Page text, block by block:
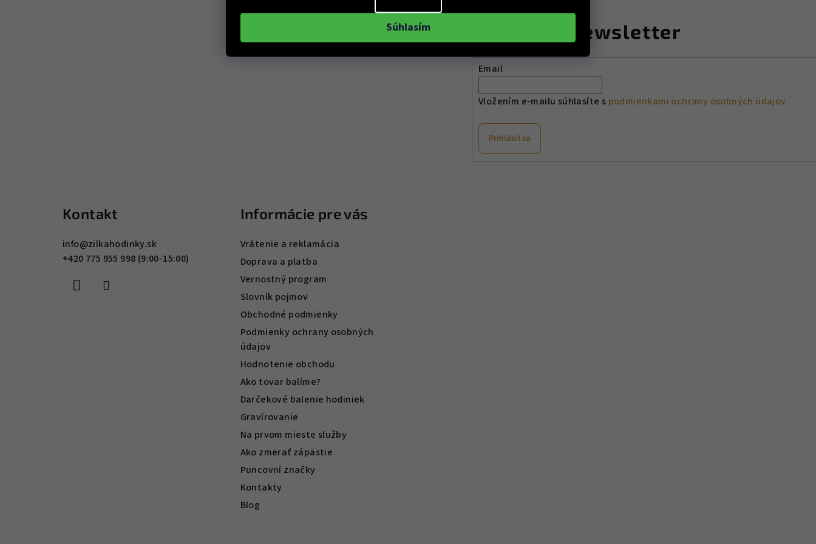
Súhlasím Odoberať newsletter
Email
Vložením e-mailu súhlasíte s podmienkami ochrany osobných údajov
Prihlásiť sa
Kontakt
info@zilkahodinky.sk
+420 775 955 998 (9:00-15:00)
Informácie pre vás
Vrátenie a reklamácia
Doprava a platba
Vernostný program
Slovník pojmov
Obchodné podmienky
Podmienky ochrany osobných
údajov
Hodnotenie obchodu
Ako tovar balíme?
Darčekové balenie hodiniek
Gravírovanie
Na prvom mieste služby
Ako zmerať zápästie
Puncovní značky
Kontakty
Blog